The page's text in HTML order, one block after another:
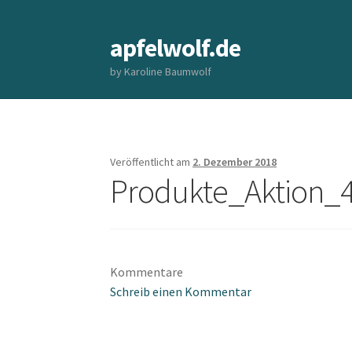
Zur
Navigation
springen
Springe
zum
Inhalt
apfelwolf.de
by Karoline Baumwolf
Veröffentlicht am 2. Dezember 2018
Kommentare
Schreib einen Kommentar